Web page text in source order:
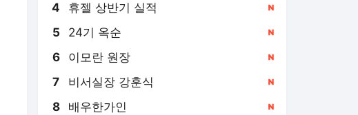
4 휴젤 상반기 실적
5 24기 옥순
6 이모란 원장
7 비서실장 강훈식
8 배우한가인